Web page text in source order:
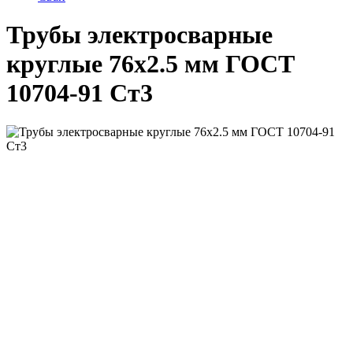
Трубы электросварные
круглые 76x2.5 мм ГОСТ
10704-91 Ст3